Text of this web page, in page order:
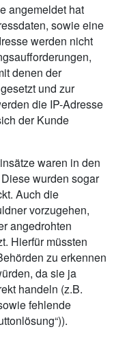
angemeldet hat
sowie eine
werden nicht
denen der
und zur
die IP-Adresse
der Kunde
waren in den
wurden sogar
Auch die
vorzugehen,
angedrohten
Hierfür müssten
zu erkennen
da sie ja
handeln (z.B.
fehlende